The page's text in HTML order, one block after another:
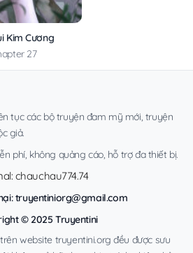
Kim Cương
27
tục các bộ truyện đam mỹ mới, truyện
giả.
phí, không quảng cáo, hỗ trợ đa thiết bị.
chauchau774.74
truyentiniorg@gmail.com
© 2025 Truyentini
website truyentini.org đều được sưu